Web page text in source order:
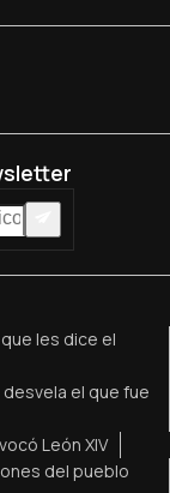
les dice el
el que fue
León XIV
del pueblo